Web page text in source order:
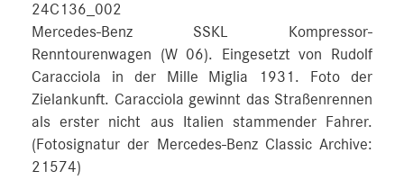
24C136_002
Mercedes-Benz SSKL Kompressor-
Renntourenwagen (W 06). Eingesetzt von Rudolf
Caracciola in der Mille Miglia 1931. Foto der
Zielankunft. Caracciola gewinnt das Straßenrennen
als erster nicht aus Italien stammender Fahrer.
(Fotosignatur der Mercedes-Benz Classic Archive:
21574)